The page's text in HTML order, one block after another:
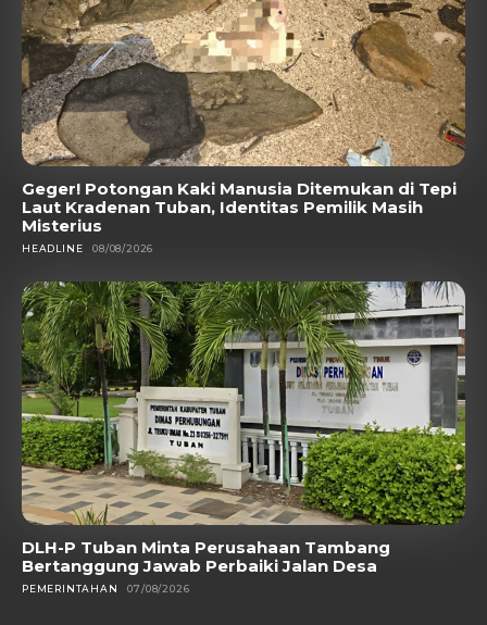
Geger! Potongan Kaki Manusia Ditemukan di Tepi
Laut Kradenan Tuban, Identitas Pemilik Masih
Misterius
HEADLINE 08/08/2026
DLH-P Tuban Minta Perusahaan Tambang
Bertanggung Jawab Perbaiki Jalan Desa
PEMERINTAHAN 07/08/2026